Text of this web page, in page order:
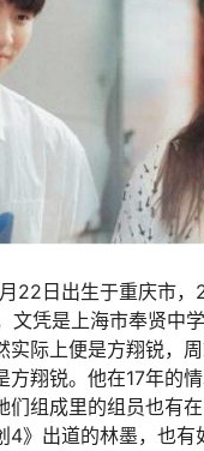
22日出生于重庆市，
文凭是上海市奉贤中
实际上便是方翔锐，
方翔锐。他在17年的
们组成里的组员也有
4》出道的林墨，也有